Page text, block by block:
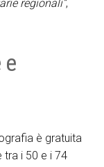
regionali”,
e
è gratuita
tra i 50 e i 74